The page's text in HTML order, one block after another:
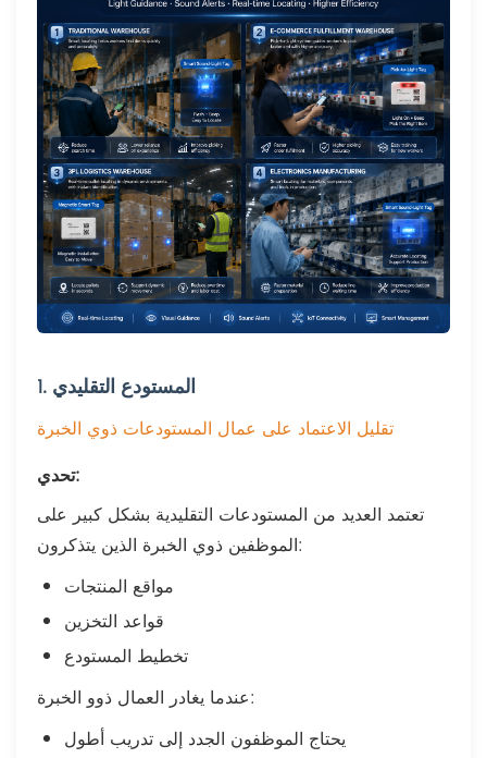
1. المستودع التقليدي
تقليل الاعتماد على عمال المستودعات ذوي الخبرة
تحدي:
تعتمد العديد من المستودعات التقليدية بشكل كبير على
الموظفين ذوي الخبرة الذين يتذكرون:
مواقع المنتجات
قواعد التخزين
تخطيط المستودع
عندما يغادر العمال ذوو الخبرة:
يحتاج الموظفون الجدد إلى تدريب أطول